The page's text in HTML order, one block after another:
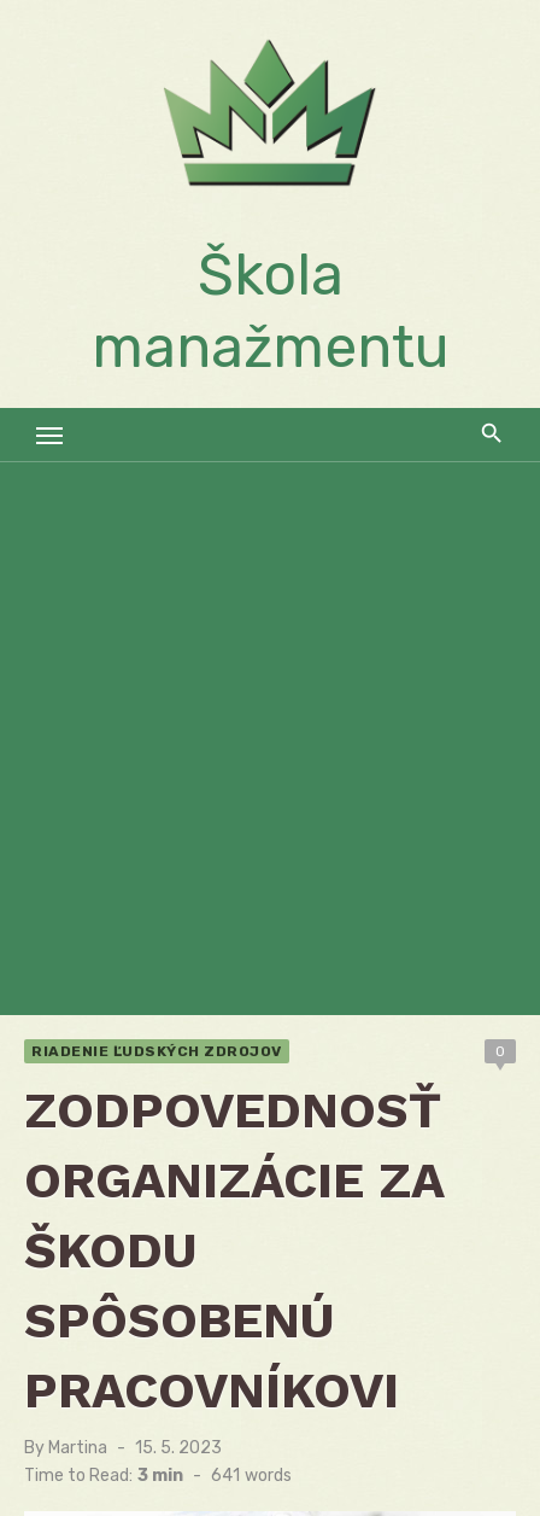
Škola
manažmentu
RIADENIE ĽUDSKÝCH ZDROJOV 0
ZODPOVEDNOSŤ
ORGANIZÁCIE ZA
ŠKODU
SPÔSOBENÚ
PRACOVNÍKOVI
By Martina
Posted
on
15. 5. 2023
Time to Read: 3 min - 641 words